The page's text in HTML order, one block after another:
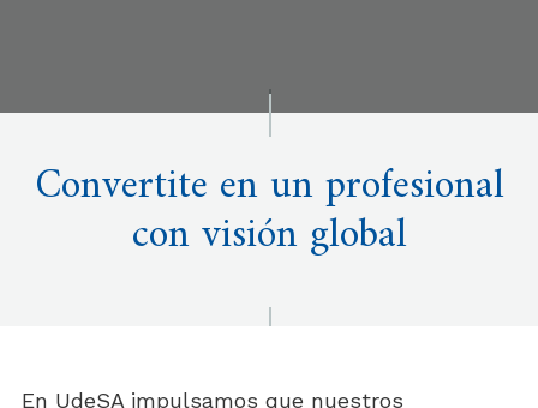
Convertite en un profesional
con visión global
En UdeSA impulsamos que nuestros